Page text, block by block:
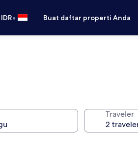
IDR• Buat daftar properti Anda
Traveler